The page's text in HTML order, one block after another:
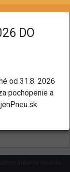
DO
od 31.8. 2026
pochopenie a